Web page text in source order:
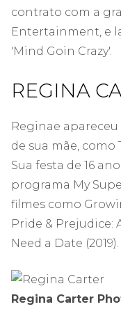
contrato com a
Entertainment, e
'Mind Goin Crazy'.
REGINA
Reginae
de sua mãe, como
Sua festa de 16
programa My
filmes como
Pride & Prejudice:
Need a Date (2019).
Regina Carter